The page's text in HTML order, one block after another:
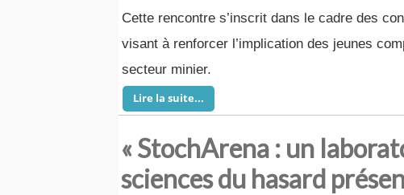
Cette rencontre s’inscrit dans le cadre des
visant à renforcer l’implication des jeunes
secteur minier.
Lire la suite...
« StochArena : un
sciences du hasard